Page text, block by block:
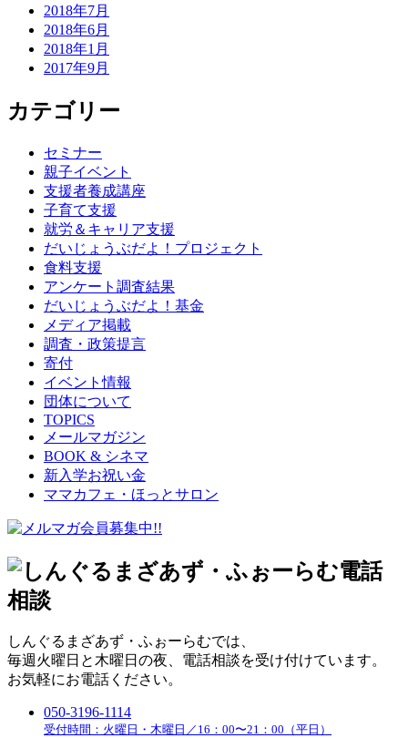
2018年7月
2018年6月
2018年1月
2017年9月
カテゴリー
セミナー
親子イベント
支援者養成講座
子育て支援
就労＆キャリア支援
だいじょうぶだよ！プロジェクト
食料支援
アンケート調査結果
だいじょうぶだよ！基金
メディア掲載
調査・政策提言
寄付
イベント情報
団体について
TOPICS
メールマガジン
BOOK & シネマ
新入学お祝い金
ママカフェ・ほっとサロン
しんぐるまざあず・ふぉーらむでは、
毎週火曜日と木曜日の夜、電話相談を受け付けています。
お気軽にお電話ください。
050-3196-1114
受付時間：火曜日・木曜日／16：00〜21：00（平日）